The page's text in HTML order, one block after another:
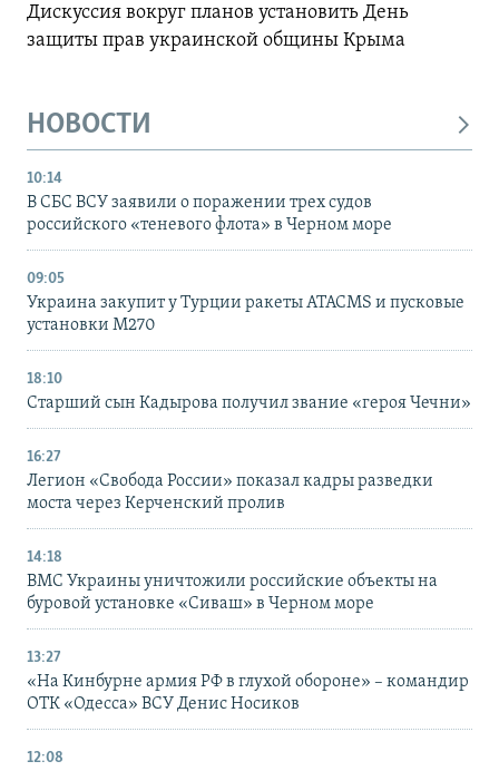
Дискуссия вокруг планов установить День
защиты прав украинской общины Крыма
НОВОСТИ
10:14
В СБС ВСУ заявили о поражении трех судов
российского «теневого флота» в Черном море
09:05
Украина закупит у Турции ракеты ATACMS и пусковые
установки M270
18:10
Старший сын Кадырова получил звание «героя Чечни»
16:27
Легион «Свобода России» показал кадры разведки
моста через Керченский пролив
14:18
ВМС Украины уничтожили российские объекты на
буровой установке «Сиваш» в Черном море
13:27
«На Кинбурне армия РФ в глухой обороне» – командир
ОТК «Одесса» ВСУ Денис Носиков
12:08